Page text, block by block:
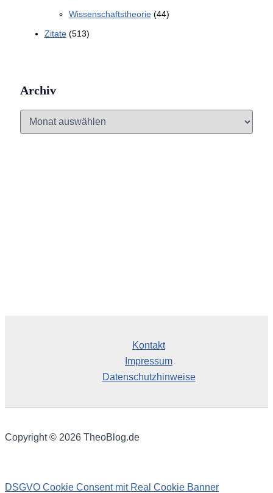
Wissenschaftstheorie(44)
Zitate(513)
Archiv
Kontakt
Impressum
Datenschutzhinweise
Copyright © 2026 TheoBlog.de
DSGVO Cookie Consent mit Real Cookie Banner